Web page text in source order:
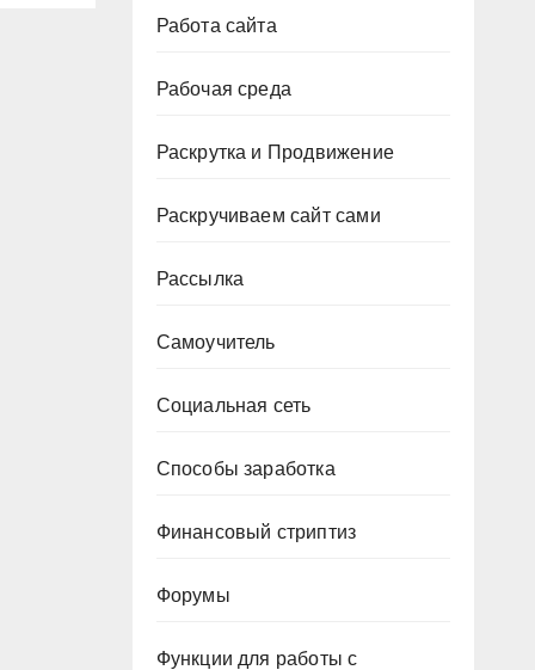
Работа сайта
Рабочая среда
Раскрутка и Продвижение
Раскручиваем сайт сами
Рассылка
Самоучитель
Социальная сеть
Способы заработка
Финансовый стриптиз
Форумы
Функции для работы с